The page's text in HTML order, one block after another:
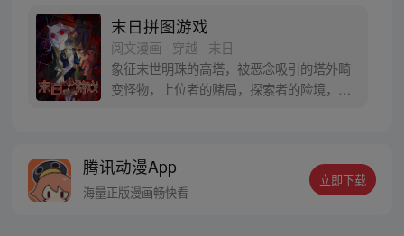
末日拼图游戏
阅文漫画 · 穿越 · 末日
象征末世明珠的高塔，被恶念吸引的塔外畸
变怪物，上位者的赌局，探索者的险境，末
腾讯动漫App
海量正版漫画畅快看
立即下载